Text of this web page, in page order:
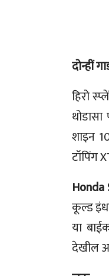
दोन्हीं
हिरो
शाइन
टॉपिंग
Honda
कूल्ड
या
देखील